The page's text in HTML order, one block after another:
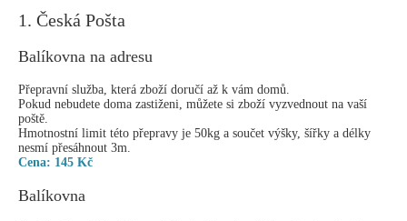
1. Česká Pošta
Balíkovna na adresu
Přepravní služba, která zboží doručí až k vám domů.
Pokud nebudete doma zastiženi, můžete si zboží vyzvednout na vaší
poště.
Hmotnostní limit této přepravy je 50kg a součet výšky, šířky a délky
nesmí přesáhnout 3m.
Cena: 145 Kč
Balíkovna